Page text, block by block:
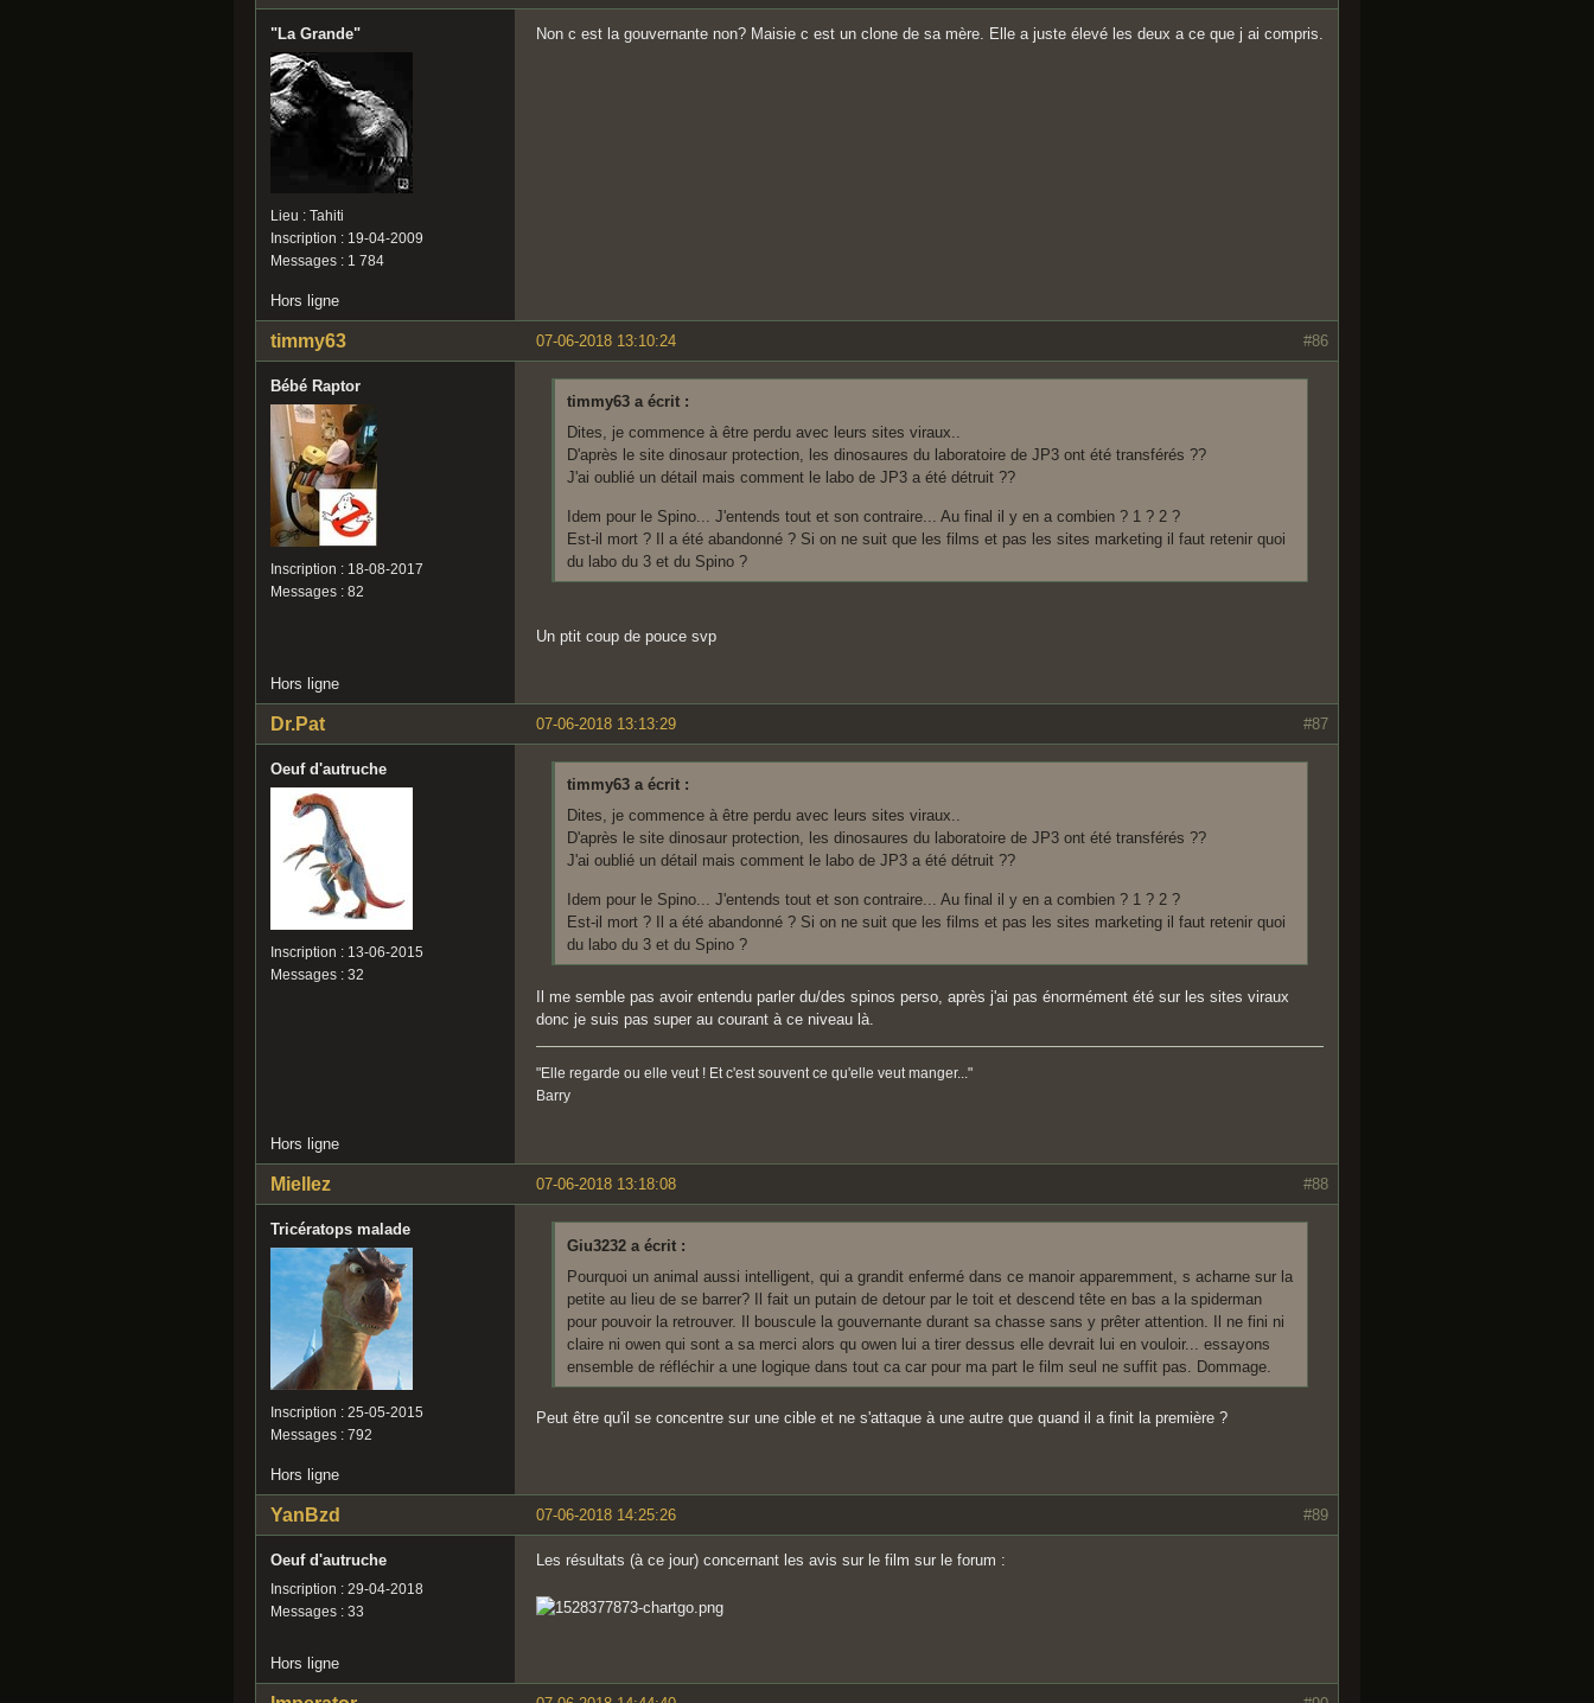
"La Grande"
Lieu : Tahiti
Inscription : 19-04-2009
Messages : 1 784
Non c est la gouvernante non? Maisie c est un clone de sa mère. Elle a juste élevé les deux a ce que j ai compris.
Hors ligne
#86
07-06-2018 13:10:24
timmy63
Bébé Raptor
Inscription : 18-08-2017
Messages : 82
timmy63 a écrit :
Dites, je commence à être perdu avec leurs sites viraux..
D'après le site dinosaur protection, les dinosaures du laboratoire de JP3 ont été transférés ??
J'ai oublié un détail mais comment le labo de JP3 a été détruit ??
Idem pour le Spino... J'entends tout et son contraire... Au final il y en a combien ? 1 ? 2 ?
Est-il mort ? Il a été abandonné ? Si on ne suit que les films et pas les sites marketing il faut retenir quoi
du labo du 3 et du Spino ?
Un ptit coup de pouce svp
Hors ligne
#87
07-06-2018 13:13:29
Dr.Pat
Oeuf d'autruche
Inscription : 13-06-2015
Messages : 32
timmy63 a écrit :
Dites, je commence à être perdu avec leurs sites viraux..
D'après le site dinosaur protection, les dinosaures du laboratoire de JP3 ont été transférés ??
J'ai oublié un détail mais comment le labo de JP3 a été détruit ??
Idem pour le Spino... J'entends tout et son contraire... Au final il y en a combien ? 1 ? 2 ?
Est-il mort ? Il a été abandonné ? Si on ne suit que les films et pas les sites marketing il faut retenir quoi
du labo du 3 et du Spino ?
Il me semble pas avoir entendu parler du/des spinos perso, après j'ai pas énormément été sur les sites viraux
donc je suis pas super au courant à ce niveau là.
"Elle regarde ou elle veut ! Et c'est souvent ce qu'elle veut manger..."
Barry
Hors ligne
#88
07-06-2018 13:18:08
Miellez
Tricératops malade
Inscription : 25-05-2015
Messages : 792
Giu3232 a écrit :
Pourquoi un animal aussi intelligent, qui a grandit enfermé dans ce manoir apparemment, s acharne sur la
petite au lieu de se barrer? Il fait un putain de detour par le toit et descend tête en bas a la spiderman
pour pouvoir la retrouver. Il bouscule la gouvernante durant sa chasse sans y prêter attention. Il ne fini ni
claire ni owen qui sont a sa merci alors qu owen lui a tirer dessus elle devrait lui en vouloir... essayons
ensemble de réfléchir a une logique dans tout ca car pour ma part le film seul ne suffit pas. Dommage.
Peut être qu'il se concentre sur une cible et ne s'attaque à une autre que quand il a finit la première ?
Hors ligne
#89
07-06-2018 14:25:26
YanBzd
Oeuf d'autruche
Inscription : 29-04-2018
Messages : 33
Les résultats (à ce jour) concernant les avis sur le film sur le forum :
Hors ligne